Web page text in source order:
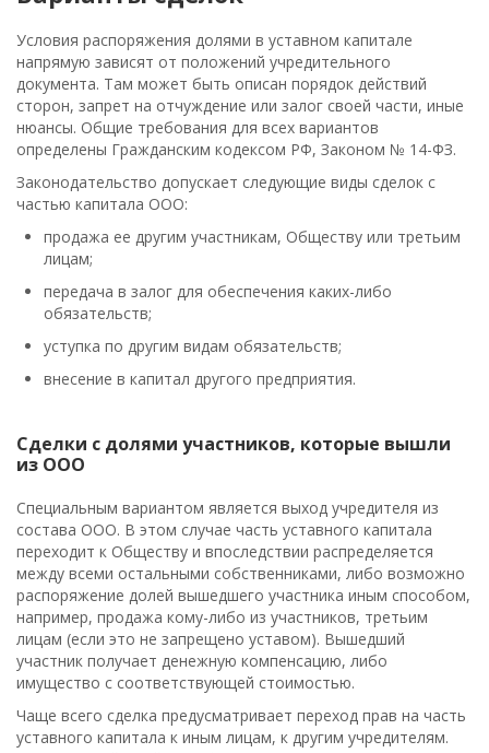
Условия распоряжения долями в уставном капитале
напрямую зависят от положений учредительного
документа. Там может быть описан порядок действий
сторон, запрет на отчуждение или залог своей части, иные
нюансы. Общие требования для всех вариантов
определены Гражданским кодексом РФ, Законом № 14-ФЗ.
Законодательство допускает следующие виды сделок с
частью капитала ООО:
продажа ее другим участникам, Обществу или третьим
лицам;
передача в залог для обеспечения каких-либо
обязательств;
уступка по другим видам обязательств;
внесение в капитал другого предприятия.
Сделки с долями участников, которые вышли
из ООО
Специальным вариантом является выход учредителя из
состава ООО. В этом случае часть уставного капитала
переходит к Обществу и впоследствии распределяется
между всеми остальными собственниками, либо возможно
распоряжение долей вышедшего участника иным способом,
например, продажа кому-либо из участников, третьим
лицам (если это не запрещено уставом). Вышедший
участник получает денежную компенсацию, либо
имущество с соответствующей стоимостью.
Чаще всего сделка предусматривает переход прав на часть
уставного капитала к иным лицам, к другим учредителям.